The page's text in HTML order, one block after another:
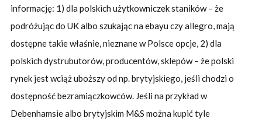
informację: 1) dla polskich użytkowniczek staników – że
podróżując do UK albo szukając na ebayu czy allegro, mają
dostępne takie właśnie, nieznane w Polsce opcje, 2) dla
polskich dystrubutorów, producentów, sklepów – że polski
rynek jest wciąż uboższy od np. brytyjskiego, jeśli chodzi o
dostępność bezramiączkowców. Jeśli na przykład w
Debenhamsie albo brytyjskim M&S można kupić tyle